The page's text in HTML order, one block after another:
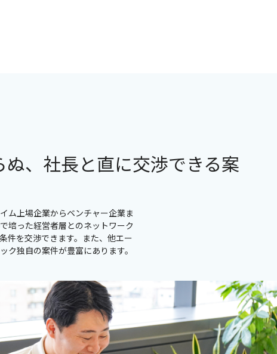
ぬ、社長と直に交渉できる案
ム上場企業からベンチャー企業ま
培った経営者層とのネットワーク
件を交渉できます。また、他エー
ク独自の案件が豊富にあります。